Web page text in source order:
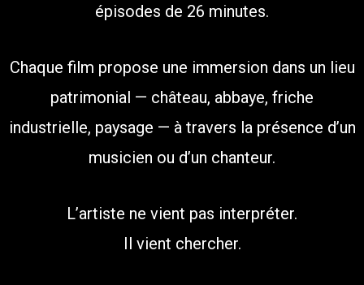
épisodes de 26 minutes.
Chaque film propose une immersion dans un lieu
patrimonial — château, abbaye, friche
industrielle, paysage — à travers la présence d’un
musicien ou d’un chanteur.
L’artiste ne vient pas interpréter.
Il vient chercher.